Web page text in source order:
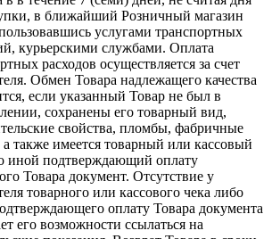
в ближайший Розничный магазин
услугами транспортных
курьерскими службами. Оплата
расходов осуществляется за счет
Обмен Товара надлежащего качества
если указанный Товар не был в
сохранены его товарный вид,
свойства, пломбы, фабричные
также имеется товарный или кассовый
иной подтверждающий оплату
Товара документ. Отсутствие у
товарного или кассового чека либо
оплату Товара документа
его возможности ссылаться на